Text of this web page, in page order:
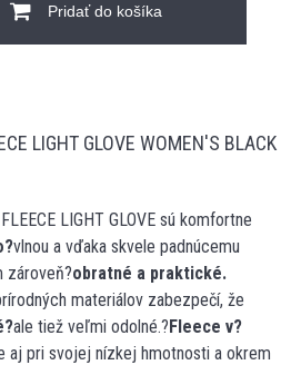
Pridať do košíka
LIGHT GLOVE WOMEN'S BLACK
LIGHT GLOVE sú komfortne
vlnou a vďaka skvele padnúcemu
zároveň?obratné a praktické.
materiálov zabezpečí, že
ale tiež veľmi odolné.?Fleece v?
aj pri svojej nízkej hmotnosti a okrem